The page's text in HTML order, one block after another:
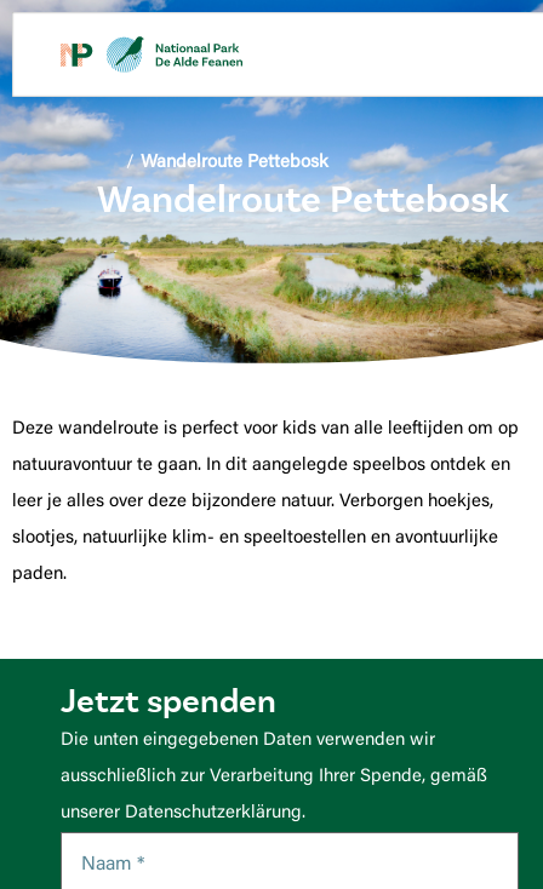
/ Wandelroute Pettebosk
Wandelroute Pettebosk
Deze wandelroute is perfect voor kids van alle leeftijden om op
natuuravontuur te gaan. In dit aangelegde speelbos ontdek en
leer je alles over deze bijzondere natuur. Verborgen hoekjes,
slootjes, natuurlijke klim- en speeltoestellen en avontuurlijke
paden.
Jetzt spenden
Die unten eingegebenen Daten verwenden wir
ausschließlich zur Verarbeitung Ihrer Spende, gemäß
unserer Datenschutzerklärung.